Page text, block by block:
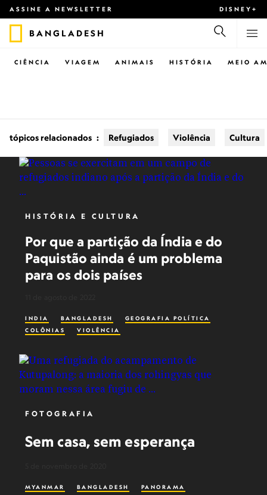
ASSINE A NEWSLETTER DISNEY+
BANGLADESH
CIÊNCIA VIAGEM ANIMAIS HISTÓRIA MEIO
tópicos relacionados : Refugiados Violência Cultura
HISTÓRIA E CULTURA
Por que a partição da Índia e do
Paquistão ainda é um problema
para os dois países
INDIA BANGLADESH
GEOGRAFIA POLÍTICA
COLÔNIAS
VIOLÊNCIA
FOTOGRAFIA
Sem casa, sem esperança
MYANMAR BANGLADESH
PANORAMA